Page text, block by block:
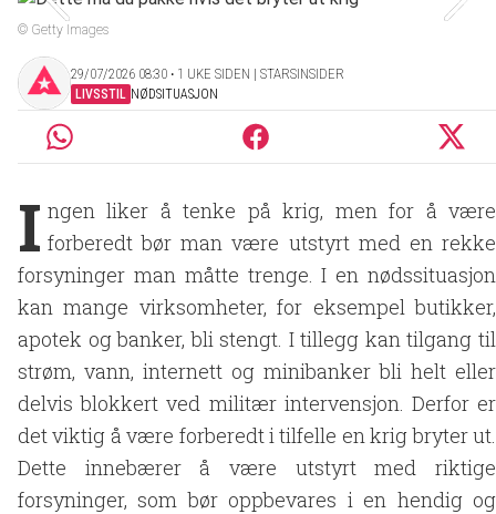
© Getty Images
29/07/2026 08:30 ‧ 1 UKE SIDEN | STARSINSIDER
LIVSSTIL NØDSITUASJON
I ngen liker å tenke på krig, men for å være
forberedt bør man være utstyrt med en rekke
forsyninger man måtte trenge. I en nødssituasjon
kan mange virksomheter, for eksempel butikker,
apotek og banker, bli stengt. I tillegg kan tilgang til
strøm, vann, internett og minibanker bli helt eller
delvis blokkert ved militær intervensjon. Derfor er
det viktig å være forberedt i tilfelle en krig bryter ut.
Dette innebærer å være utstyrt med riktige
forsyninger, som bør oppbevares i en hendig og